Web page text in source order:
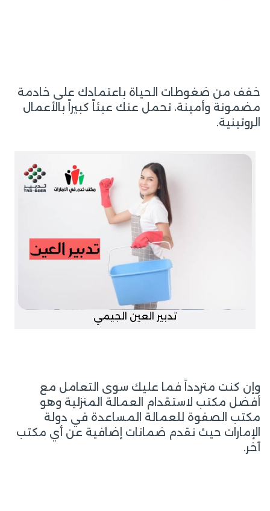
خفف من ضغوطات الحياة باعتمادك على خادمة
مضمونة وأمينة، تحمل عنك عبئاً كبيراً بالأعمال
الروتينية.
تدبير العين الجيمي
وإن كنت متردداً فما عليك سوى التعامل مع
أفضل مكتب لاستقدام العمالة المنزلية وهو
مكتب الصفوة للعمالة المساعدة في دولة
الإمارات حيث نقدم ضمانات إضافية عن أي مكتب
آخر.